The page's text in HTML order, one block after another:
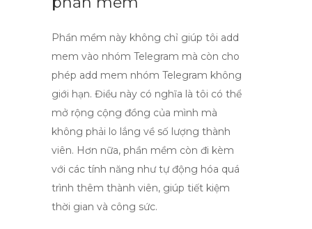
Phần mềm này không chỉ giúp tôi add
mem vào nhóm Telegram mà còn cho
phép add mem nhóm Telegram không
giới hạn. Điều này có nghĩa là tôi có thể
mở rộng cộng đồng của mình mà
không phải lo lắng về số lượng thành
viên. Hơn nữa, phần mềm còn đi kèm
với các tính năng như tự động hóa quá
trình thêm thành viên, giúp tiết kiệm
thời gian và công sức.